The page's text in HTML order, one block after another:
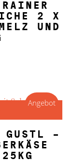
2 X
UND
Angebot
GUSTL –